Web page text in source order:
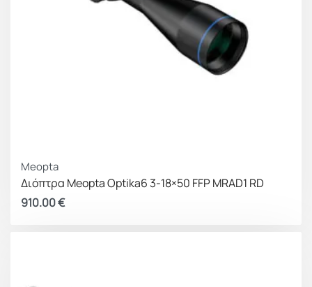
Meopta
Διόπτρα Meopta Optika6 3-18×50 FFP MRAD1 RD
910.00€